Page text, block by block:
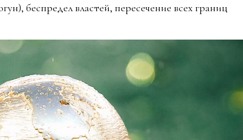
беспредел властей, пересечение всех границ